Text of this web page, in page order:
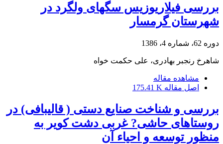
بررسی فیلاریوزیس سگهای ولگرد در
شهرستان گرمسار
دوره 62، شماره 4، 1386
شاهرخ رنجبر بهادری، علی حکمت خواه
مشاهده مقاله
اصل مقاله 175.41 K
بررسی و شناخت صنایع دستی ( قالیبافی) در
روستاهای حاشی? غربی دشت کویر به
منظور توسعه و احیاء آن